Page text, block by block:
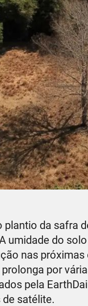
da safra
umidade do
nas
por
pela
satélite.